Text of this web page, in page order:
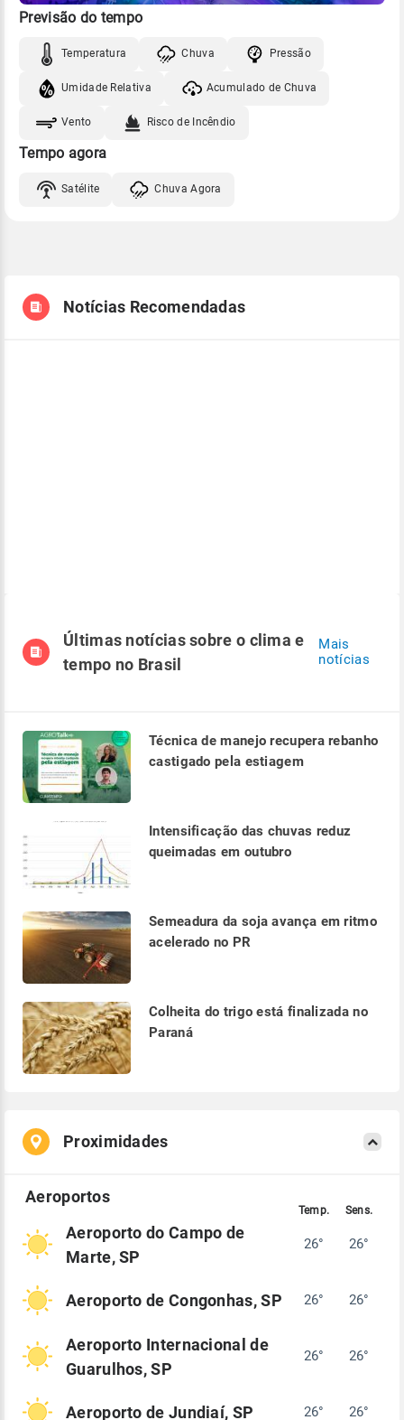
Previsão do tempo
Temperatura Chuva Pressão
Umidade Relativa Acumulado de Chuva
Vento Risco de Incêndio
Tempo agora
Satélite Chuva Agora
Notícias Recomendadas
Últimas notícias sobre o clima e
tempo no Brasil
Mais
notícias
Técnica de manejo recupera rebanho
castigado pela estiagem
Intensificação das chuvas reduz
queimadas em outubro
Semeadura da soja avança em ritmo
acelerado no PR
Colheita do trigo está finalizada no
Paraná
Proximidades
Aeroporto do Campo de
Marte, SP
26° 26°
Aeroporto de Congonhas, SP 26° 26°
Aeroporto Internacional de
Guarulhos, SP
26° 26°
Aeroporto de Jundiaí, SP 26° 26°